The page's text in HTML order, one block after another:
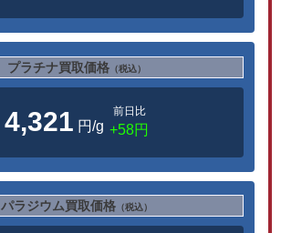
プラチナ買取価格 （税込）
4,321 円/g
前日比
+58円
パラジウム買取価格 （税込）